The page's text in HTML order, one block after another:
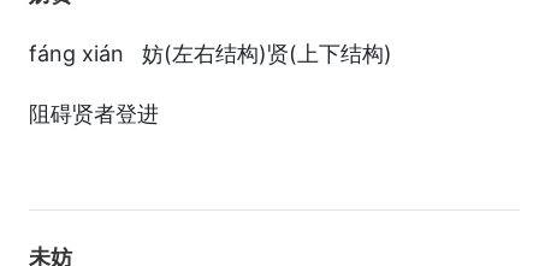
fáng xián 妨(左右结构)贤(上下结构)
阻碍贤者登进
未妨